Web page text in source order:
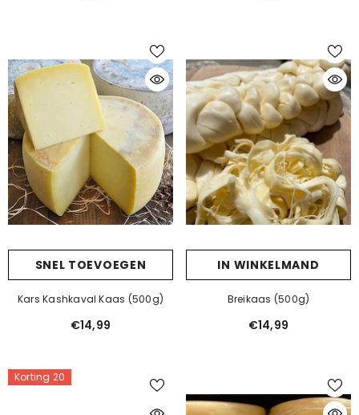
SNEL TOEVOEGEN
Kars Kashkaval Kaas (500g)
€14,99
IN WINKELMAND
Breikaas (500g)
€14,99
Korting 20